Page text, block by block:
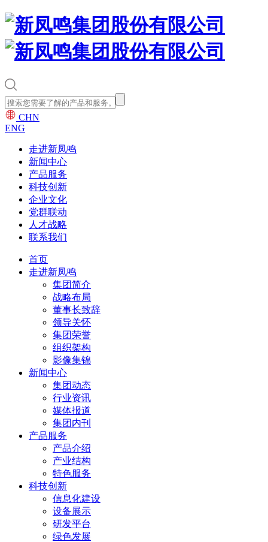
CHN
ENG
走进新凤鸣
新闻中心
产品服务
科技创新
企业文化
党群联动
人才战略
联系我们
首页
走进新凤鸣
集团简介
战略布局
董事长致辞
领导关怀
集团荣誉
组织架构
影像集锦
新闻中心
集团动态
行业资讯
媒体报道
集团内刊
产品服务
产品介绍
产业结构
特色服务
科技创新
信息化建设
设备展示
研发平台
绿色发展